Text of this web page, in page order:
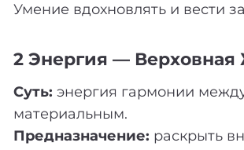
Умение вдохновлять и вести
2 Энергия —
Суть: энергия гармонии
материальным.
Предназначение: раскрыть